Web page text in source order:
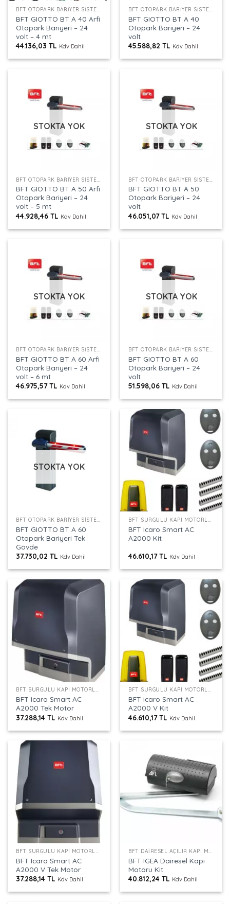
BFT OTOPARK BARIYER SISTEMLERI
BFT GIOTTO BT A 40 Arfi
Otopark Bariyeri – 24
volt – 4 mt
44.136,03TL Kdv Dahil
BFT OTOPARK BARIYER SISTEMLERI
BFT GIOTTO BT A 40
Otopark Bariyeri – 24
volt
45.588,82TL Kdv Dahil
STOKTA YOK
BFT GIOTTO BT A 50 Arfi
Otopark Bariyeri – 24
volt – 5 mt
44.928,46TL Kdv Dahil
STOKTA YOK
BFT GIOTTO BT A 50
Otopark Bariyeri – 24
volt
46.051,07TL Kdv Dahil
STOKTA YOK
BFT OTOPARK BARIYER SISTEMLERI
BFT GIOTTO BT A 60 Arfi
Otopark Bariyeri – 24
volt – 6 mt
46.975,57TL Kdv Dahil
STOKTA YOK
BFT OTOPARK BARIYER SISTEMLERI
BFT GIOTTO BT A 60
Otopark Bariyeri – 24
volt
51.598,06TL Kdv Dahil
STOKTA YOK
BFT OTOPARK BARIYER SISTEMLERI
BFT GIOTTO BT A 60
Otopark Bariyeri Tek
Gövde
37.730,02TL Kdv Dahil
BFT SÜRGÜLÜ KAPI MOTORLARI
BFT Icaro Smart AC
A2000 Kit
46.610,17TL Kdv Dahil
BFT SÜRGÜLÜ KAPI MOTORLARI
BFT Icaro Smart AC
A2000 Tek Motor
37.288,14TL Kdv Dahil
BFT SÜRGÜLÜ KAPI MOTORLARI
BFT Icaro Smart AC
A2000 V Kit
46.610,17TL Kdv Dahil
BFT SÜRGÜLÜ KAPI MOTORLARI
BFT Icaro Smart AC
A2000 V Tek Motor
37.288,14TL Kdv Dahil
BFT DAIRESEL AÇILIR KAPI MOTORU
BFT IGEA Dairesel Kapı
Motoru Kit
40.812,24TL Kdv Dahil